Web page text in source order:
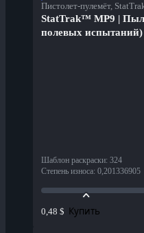
Пистолет-пулемёт,
StatTrak™ MP9 |
полевых испытаний)
Шаблон раскраски: 324
Степень износа: 0,201336905
0,48 $ Купить